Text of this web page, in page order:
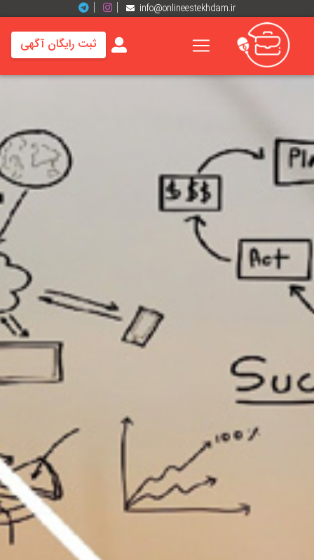
info@onlineestekhdam.ir
خانه
برند
ها
ها
اخبار
مشاغل
ما
درباره
ثبت رایگان آگهی